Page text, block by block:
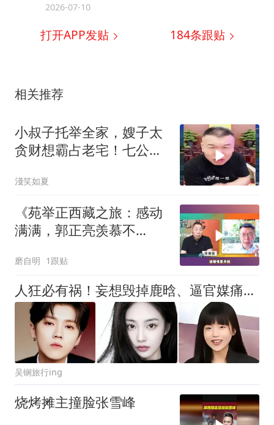
2026-07-10
打开APP发贴 184条跟贴
相关推荐
小叔子托举全家，嫂子太
贪财想霸占老宅！七公直
淺笑如夏
《苑举正西藏之旅：感动
满满，郭正亮羡慕不
磨自明 1跟贴
人狂必有祸！妄想毁掉鹿晗、逼官媒痛批，百万咖网红终为荒唐买单
吴锎旅行ing
烧烤摊主撞脸张雪峰